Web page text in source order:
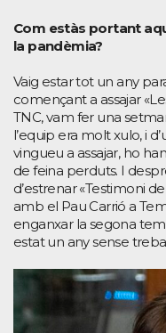
Com estàs portant
la pandèmia?
Vaig estar tot un any
començant a assajar
TNC, vam fer una
l’equip era molt xulo, i
vingueu a assajar, ho
de feina perduts. I
d’estrenar «Testimoni
amb el Pau Carrió a
enganxar la segona
estat un any sense